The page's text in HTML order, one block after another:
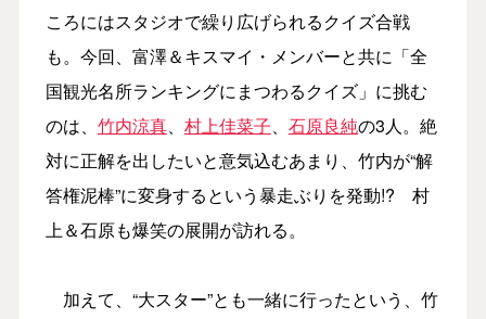
ころにはスタジオで繰り広げられるクイズ合戦
も。今回、富澤＆キスマイ・メンバーと共に「全
国観光名所ランキングにまつわるクイズ」に挑む
のは、 竹内涼真、 村上佳菜子、 石原良純の3人。絶
対に正解を出したいと意気込むあまり、竹内が“解
答権泥棒”に変身するという暴走ぶりを発動!? 村
上＆石原も爆笑の展開が訪れる。
加えて、“大スター”とも一緒に行ったという、竹